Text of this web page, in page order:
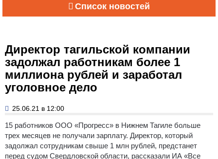
Список новостей
Директор тагильской компании
задолжал работникам более 1
миллиона рублей и заработал
уголовное дело
25.06.21 в 12:00
15 работников ООО «Прогресс» в Нижнем Тагиле больше
трех месяцев не получали зарплату. Директор, который
задолжал сотрудникам свыше 1 млн рублей, предстанет
перед судом Свердловской области, рассказали ИА «Все